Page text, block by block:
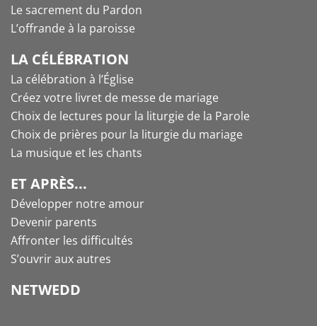
Le sacrement du Pardon
L’offrande à la paroisse
LA CÉLÉBRATION
La célébration à l’Église
Créez votre livret de messe de mariage
Choix de lectures pour la liturgie de la Parole
Choix de prières pour la liturgie du mariage
La musique et les chants
ET APRÈS...
Développer notre amour
Devenir parents
Affronter les difficultés
S’ouvrir aux autres
NETWEDD